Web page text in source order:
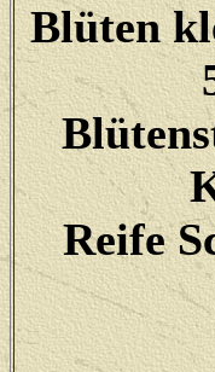
Blüten
Reife